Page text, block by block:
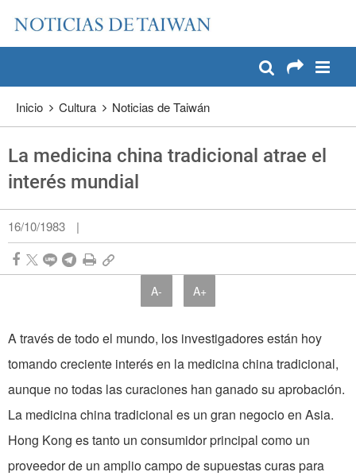
Pase a contenido principal
Inicio Cultura Noticias de Taiwán
La medicina china tradicional atrae el
interés mundial
16/10/1983 |
A- A+
A través de todo el mundo, los investigadores están hoy
tomando creciente interés en la medicina china tradicional,
aunque no todas las curaciones han ganado su aprobación.
La medicina china tradicional es un gran negocio en Asia.
Hong Kong es tanto un consumidor principal como un
proveedor de un amplio campo de supuestas curas para